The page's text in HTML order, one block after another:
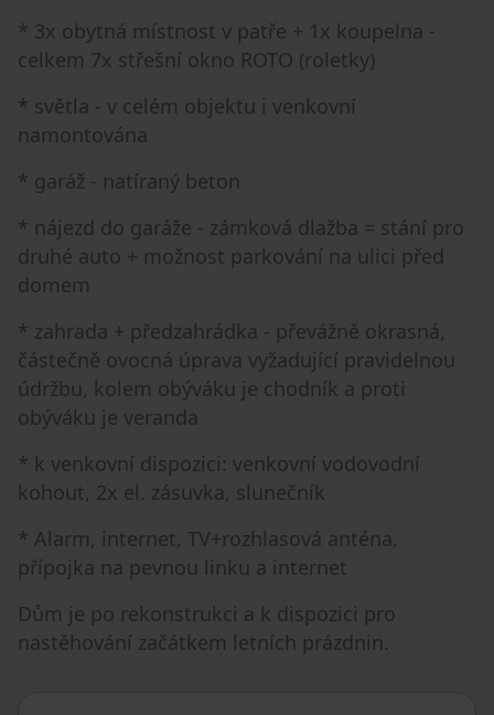
* 3x obytná místnost v patře + 1x koupelna -
celkem 7x střešní okno ROTO (roletky)
* světla - v celém objektu i venkovní
namontována
* garáž - natíraný beton
* nájezd do garáže - zámková dlažba = stání pro
druhé auto + možnost parkování na ulici před
domem
* zahrada + předzahrádka - převážně okrasná,
částečně ovocná úprava vyžadující pravidelnou
údržbu, kolem obýváku je chodník a proti
obýváku je veranda
* k venkovní dispozici: venkovní vodovodní
kohout, 2x el. zásuvka, slunečník
* Alarm, internet, TV+rozhlasová anténa,
přípojka na pevnou linku a internet
Dům je po rekonstrukci a k dispozici pro
nastěhování začátkem letních prázdnin.